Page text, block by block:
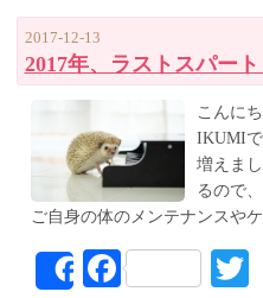
2017-12-13
2017年、ラストスパー
こんに
IKUMI
増えま
るので
ご自身の体のメンテナンスや
ShareFacebook